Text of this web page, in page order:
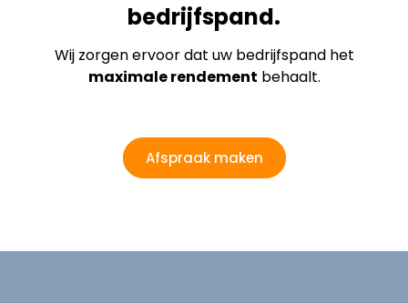
bedrijfspand.
Wij zorgen ervoor dat uw bedrijfspand het
maximale rendement behaalt.
Afspraak maken